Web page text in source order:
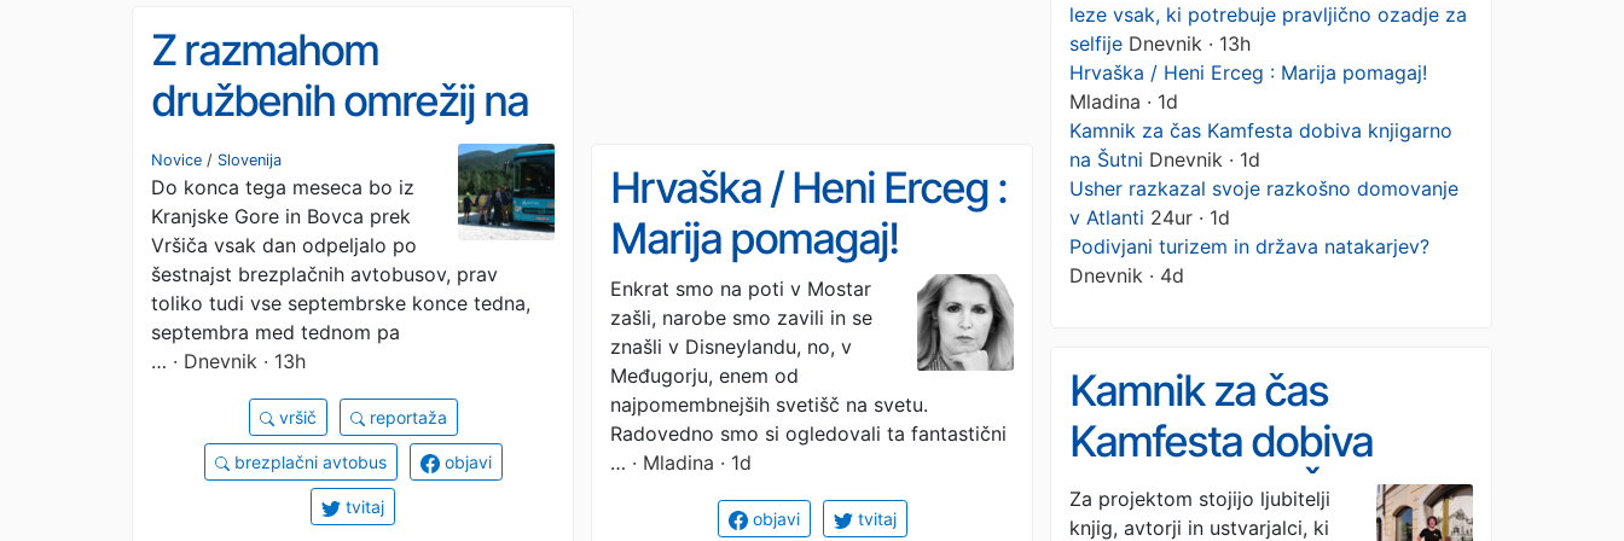
leze vsak, ki potrebuje pravljično ozadje za
selfije Dnevnik · 13h
Hrvaška / Heni Erceg : Marija pomagaj!
Mladina · 1d
Kamnik za čas Kamfesta dobiva knjigarno
na Šutni Dnevnik · 1d
Usher razkazal svoje razkošno domovanje
v Atlanti 24ur · 1d
Podivjani turizem in država natakarjev?
Dnevnik · 4d
Z razmahom
družbenih omrežij na
Vršič leze vsak, ki
potrebuje pravljično
ozadje za selfije
Novice / Slovenija
Do konca tega meseca bo iz
Kranjske Gore in Bovca prek
Vršiča vsak dan odpeljalo po
šestnajst brezplačnih avtobusov, prav
toliko tudi vse septembrske konce tedna,
septembra med tednom pa
… · Dnevnik · 13h
vršič reportaža
brezplačni avtobus objavi
tvitaj
Hrvaška / Heni Erceg :
Marija pomagaj!
Enkrat smo na poti v Mostar
zašli, narobe smo zavili in se
znašli v Disneylandu, no, v
Međugorju, enem od
najpomembnejših svetišč na svetu.
Radovedno smo si ogledovali ta fantastični
… · Mladina · 1d
objavi tvitaj
Kamnik za čas
Kamfesta dobiva
knjigarno na Šutni
Za projektom stojijo ljubitelji
knjig, avtorji in ustvarjalci, ki